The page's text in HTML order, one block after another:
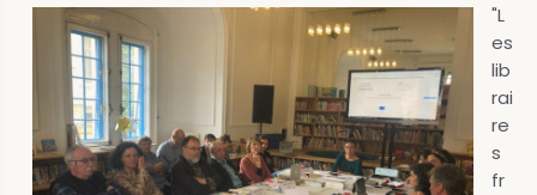
"L
es
lib
rai
re
s
fr